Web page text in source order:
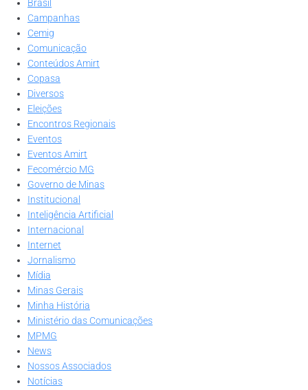
Brasil
Campanhas
Cemig
Comunicação
Conteúdos Amirt
Copasa
Diversos
Eleições
Encontros Regionais
Eventos
Eventos Amirt
Fecomércio MG
Governo de Minas
Institucional
Inteligência Artificial
Internacional
Internet
Jornalismo
Mídia
Minas Gerais
Minha História
Ministério das Comunicações
MPMG
News
Nossos Associados
Notícias